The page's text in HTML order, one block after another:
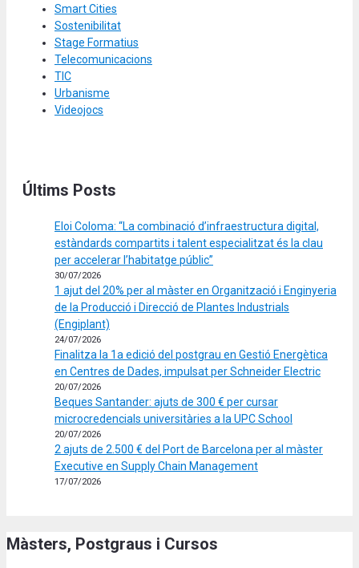
Smart Cities
Sostenibilitat
Stage Formatius
Telecomunicacions
TIC
Urbanisme
Videojocs
Últims Posts
Eloi Coloma: “La combinació d’infraestructura digital,
estàndards compartits i talent especialitzat és la clau
per accelerar l’habitatge públic”
30/07/2026
1 ajut del 20% per al màster en Organització i Enginyeria
de la Producció i Direcció de Plantes Industrials
(Engiplant)
24/07/2026
Finalitza la 1a edició del postgrau en Gestió Energètica
en Centres de Dades, impulsat per Schneider Electric
20/07/2026
Beques Santander: ajuts de 300 € per cursar
microcredencials universitàries a la UPC School
20/07/2026
2 ajuts de 2.500 € del Port de Barcelona per al màster
Executive en Supply Chain Management
17/07/2026
Màsters, Postgraus i Cursos